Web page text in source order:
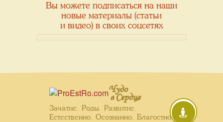
Вы можете подписаться на наши
новые материалы (статьи
и видео) в своих соцсетях
Чудо
в Сердце
Зачатие. Роды. Развитие.
Естественно. Осознанно. Благостно.